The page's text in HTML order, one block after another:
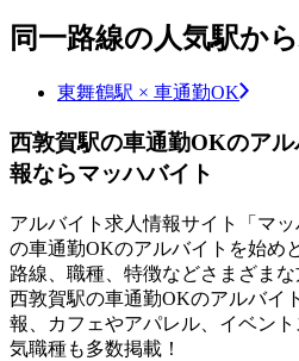
同一路線の人気駅か
東舞鶴駅 × 車通勤OK
西敦賀駅の車通勤OKのア
報ならマッハバイト
アルバイト求人情報サイト「マ
の車通勤OKのアルバイトを始め
路線、職種、特徴などさまざまな
西敦賀駅の車通勤OKのアルバイ
報、カフェやアパレル、イベン
気職種も多数掲載！